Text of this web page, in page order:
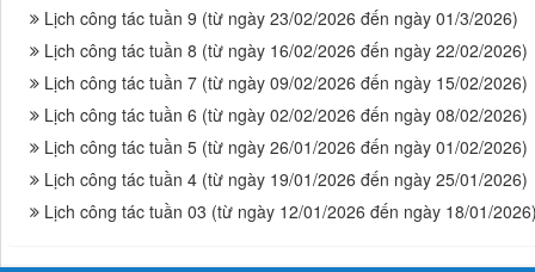
Lịch công tác tuần 9 (từ ngày 23/02/2026 đến ngày 01/3/2026)
Lịch công tác tuần 8 (từ ngày 16/02/2026 đến ngày 22/02/2026)
Lịch công tác tuần 7 (từ ngày 09/02/2026 đến ngày 15/02/2026)
Lịch công tác tuần 6 (từ ngày 02/02/2026 đến ngày 08/02/2026)
Lịch công tác tuần 5 (từ ngày 26/01/2026 đến ngày 01/02/2026)
Lịch công tác tuần 4 (từ ngày 19/01/2026 đến ngày 25/01/2026)
Lịch công tác tuần 03 (từ ngày 12/01/2026 đến ngày 18/01/